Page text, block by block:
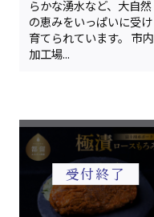
らかな湧水など、大自然
の恵みをいっぱいに受け
育てられています。 市内
加工場...